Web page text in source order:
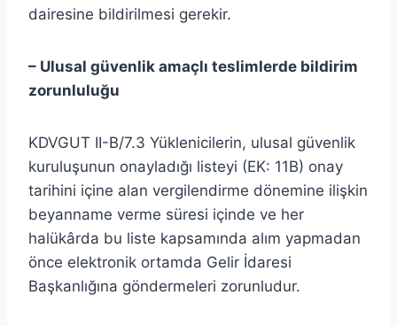
dairesine bildirilmesi gerekir.
– Ulusal güvenlik amaçlı teslimlerde bildirim
zorunluluğu
KDVGUT II-B/7.3 Yüklenicilerin, ulusal güvenlik
kuruluşunun onayladığı listeyi (EK: 11B) onay
tarihini içine alan vergilendirme dönemine ilişkin
beyanname verme süresi içinde ve her
halükârda bu liste kapsamında alım yapmadan
önce elektronik ortamda Gelir İdaresi
Başkanlığına göndermeleri zorunludur.